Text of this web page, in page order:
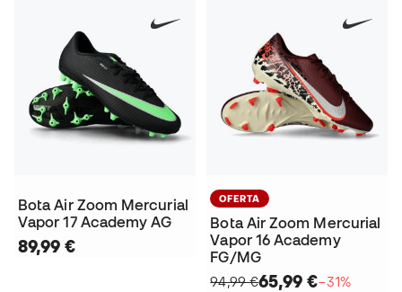
Bota Air Zoom Mercurial
Vapor 17 Academy AG
89,99 €
OFERTA
Bota Air Zoom Mercurial
Vapor 16 Academy
FG/MG
94,99 €65,99 €−31%